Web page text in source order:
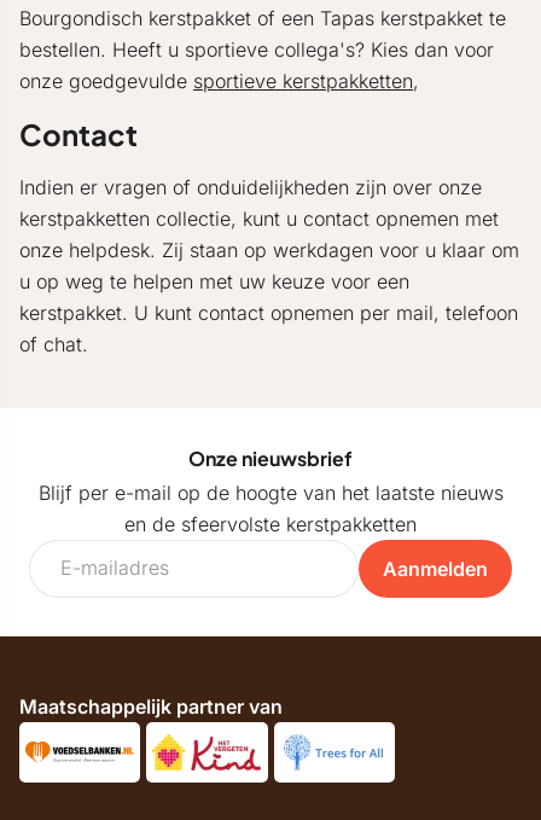
Bourgondisch kerstpakket of een Tapas kerstpakket te
bestellen. Heeft u sportieve collega's? Kies dan voor
onze goedgevulde sportieve kerstpakketten,
Contact
Indien er vragen of onduidelijkheden zijn over onze
kerstpakketten collectie, kunt u contact opnemen met
onze helpdesk. Zij staan op werkdagen voor u klaar om
u op weg te helpen met uw keuze voor een
kerstpakket. U kunt contact opnemen per mail, telefoon
of chat.
Onze nieuwsbrief
Blijf per e-mail op de hoogte van het laatste nieuws
en de sfeervolste kerstpakketten
Aanmelden
Maatschappelijk partner van